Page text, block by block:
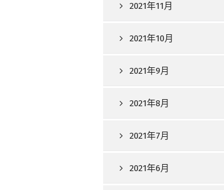
2021年11月
2021年10月
2021年9月
2021年8月
2021年7月
2021年6月